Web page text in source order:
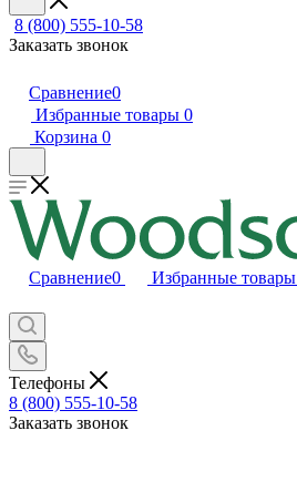
8 (800) 555-10-58
Заказать звонок
Сравнение0
Избранные товары 0
Корзина 0
Сравнение0 Избранные товары
Телефоны
8 (800) 555-10-58
Заказать звонок